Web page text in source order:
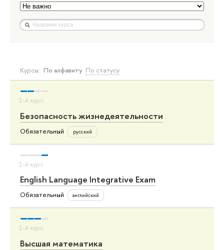
Курсы: По алфавиту По статусу
Безопасность жизнедеятельности
Обязательный русский
English Language Integrative Exam
Обязательный английский
Высшая математика